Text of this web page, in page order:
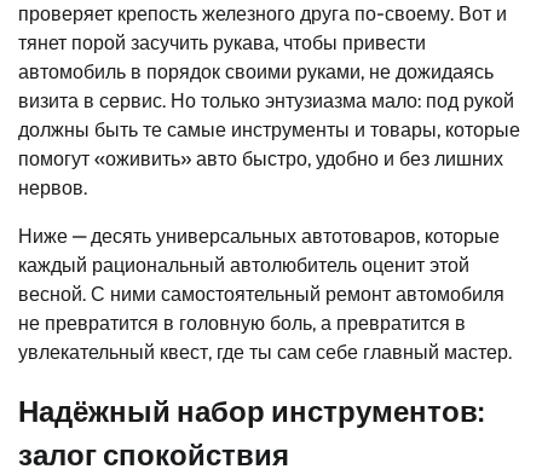
проверяет крепость железного друга по-своему. Вот и
тянет порой засучить рукава, чтобы привести
автомобиль в порядок своими руками, не дожидаясь
визита в сервис. Но только энтузиазма мало: под рукой
должны быть те самые инструменты и товары, которые
помогут «оживить» авто быстро, удобно и без лишних
нервов.
Ниже — десять универсальных автотоваров, которые
каждый рациональный автолюбитель оценит этой
весной. С ними самостоятельный ремонт автомобиля
не превратится в головную боль, а превратится в
увлекательный квест, где ты сам себе главный мастер.
Надёжный набор инструментов:
залог спокойствия